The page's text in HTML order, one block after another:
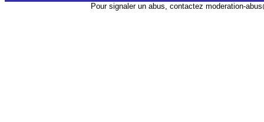
Pour signaler un abus, contactez moderation-